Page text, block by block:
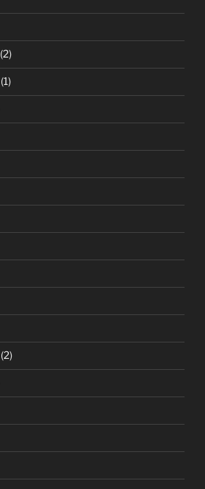
(2)
(1)
(2)